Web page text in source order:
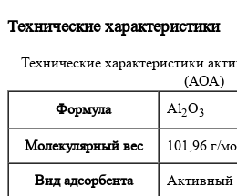
Технические характеристики
Технические характеристики
(АОА)
Формула
Al2O3
Молекулярный вес
101,96 г/
Вид адсорбента
Активный